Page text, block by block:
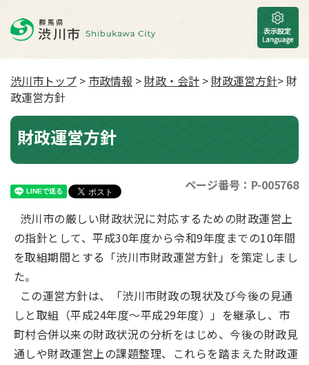
渋川市トップ > 市政情報 >財政・会計 >財政運営方針> 財
政運営方針
財政運営方針
ページ番号：P-005768
渋川市の厳しい財政状況に対応するための財政運営上
の指針として、平成30年度から令和9年度までの10年間
を取組期間とする「渋川市財政運営方針」を策定しまし
た。
この運営方針は、「渋川市財政の現状及び今後の見通
しと取組（平成24年度～平成29年度）」を継承し、市
町村合併以来の財政状況の分析をはじめ、今後の財政見
通しや財政運営上の課題整理、これらを踏まえた財政運